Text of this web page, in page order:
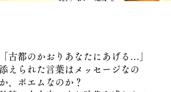
古都のかおりあなたにあげる…」
えられた言葉はメッセージなの
、ポエムなのか？